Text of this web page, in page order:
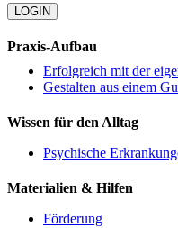
LOGIN
Praxis-Aufbau
Erfolgreich mit der
Gestalten aus einem
Wissen für den Alltag
Psychische
Materialien & Hilfen
Förderung